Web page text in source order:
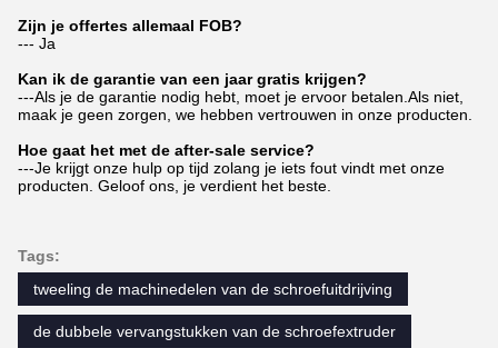
Zijn je offertes allemaal FOB?
--- Ja
Kan ik de garantie van een jaar gratis krijgen?
---Als je de garantie nodig hebt, moet je ervoor betalen.Als niet,
maak je geen zorgen, we hebben vertrouwen in onze producten.
Hoe gaat het met de after-sale service?
---Je krijgt onze hulp op tijd zolang je iets fout vindt met onze
producten. Geloof ons, je verdient het beste.
Tags:
tweeling de machinedelen van de schroefuitdrijving
de dubbele vervangstukken van de schroefextruder